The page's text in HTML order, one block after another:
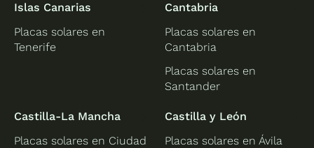
Islas Canarias
Placas solares en
Tenerife
Cantabria
Placas solares en
Cantabria
Placas solares en
Santander
Castilla-La Mancha
Placas solares en Ciudad
Castilla y León
Placas solares en Ávila